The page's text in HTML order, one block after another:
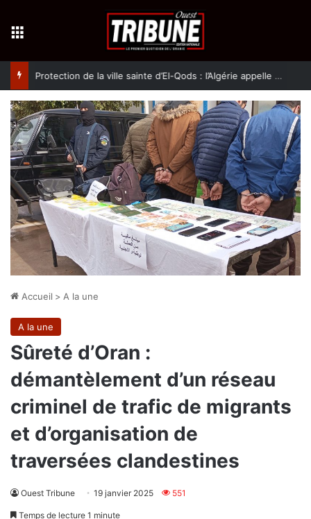
Protection de la ville sainte d’El-Qods : l’Algérie appelle à une action collective
Accueil > A la une
A la une
Sûreté d’Oran :
démantèlement d’un réseau
criminel de trafic de migrants
et d’organisation de
traversées clandestines
Ouest Tribune 19 janvier 2025 551
Temps de lecture 1 minute